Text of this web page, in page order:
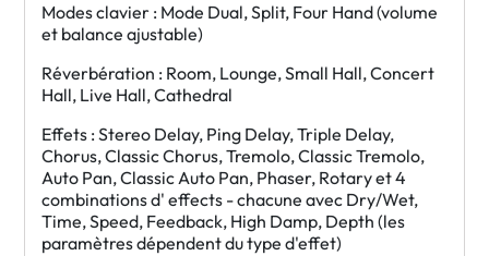
Modes clavier : Mode Dual, Split, Four Hand (volume
et balance ajustable)
Réverbération : Room, Lounge, Small Hall, Concert
Hall, Live Hall, Cathedral
Effets : Stereo Delay, Ping Delay, Triple Delay,
Chorus, Classic Chorus, Tremolo, Classic Tremolo,
Auto Pan, Classic Auto Pan, Phaser, Rotary et 4
combinations d' effects - chacune avec Dry/Wet,
Time, Speed, Feedback, High Damp, Depth (les
paramètres dépendent du type d'effet)